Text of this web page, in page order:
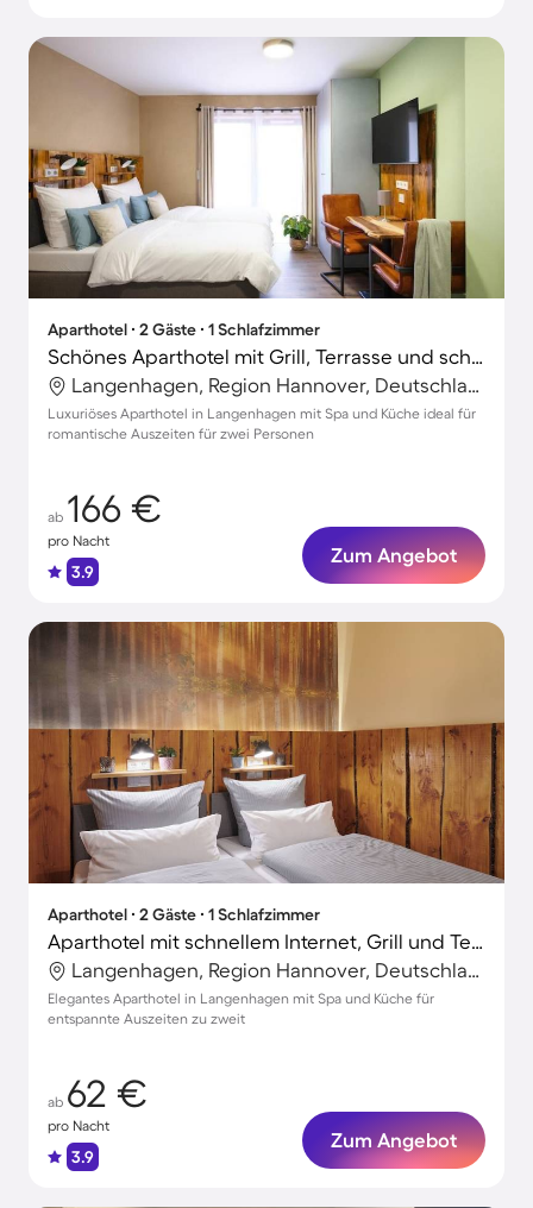
Aparthotel ∙ 2 Gäste ∙ 1 Schlafzimmer
Schönes Aparthotel mit Grill, Terrasse und schnellem Internet | Perfekt für die Arbeit von Zuhause
Langenhagen, Region Hannover, Deutschland
Luxuriöses Aparthotel in Langenhagen mit Spa und Küche ideal für
romantische Auszeiten für zwei Personen
ab 166 €
pro Nacht
3.9
Zum Angebot
Aparthotel ∙ 2 Gäste ∙ 1 Schlafzimmer
Aparthotel mit schnellem Internet, Grill und Terrasse
Langenhagen, Region Hannover, Deutschland
Elegantes Aparthotel in Langenhagen mit Spa und Küche für
entspannte Auszeiten zu zweit
ab 62 €
pro Nacht
3.9
Zum Angebot